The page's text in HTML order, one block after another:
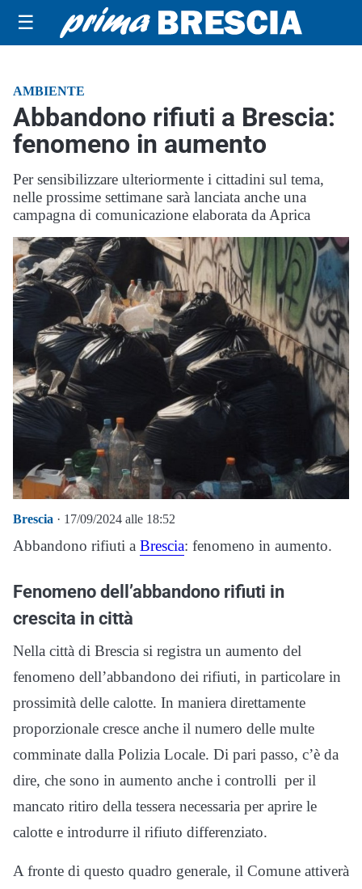
☰
AMBIENTE
Abbandono rifiuti a Brescia:
fenomeno in aumento
Per sensibilizzare ulteriormente i cittadini sul tema,
nelle prossime settimane sarà lanciata anche una
campagna di comunicazione elaborata da Aprica
Brescia · 17/09/2024 alle 18:52
Abbandono rifiuti a Brescia: fenomeno in aumento.
Fenomeno dell’abbandono rifiuti in
crescita in città
Nella città di Brescia si registra un aumento del
fenomeno dell’abbandono dei rifiuti, in particolare in
prossimità delle calotte. In maniera direttamente
proporzionale cresce anche il numero delle multe
comminate dalla Polizia Locale. Di pari passo, c’è da
dire, che sono in aumento anche i controlli per il
mancato ritiro della tessera necessaria per aprire le
calotte e introdurre il rifiuto differenziato.
A fronte di questo quadro generale, il Comune attiverà